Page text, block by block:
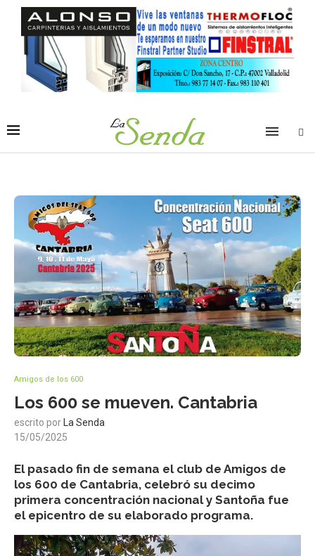
Amigos de los 600
Los 600 se mueven. Cantabria
escrito por
La Senda
15/05/2025
El pasado fin de semana el club de Amigos de
los 600 de Cantabria, celebró su decimo
primera concentración nacional y Santoña fue
el epicentro de su elaborado programa.